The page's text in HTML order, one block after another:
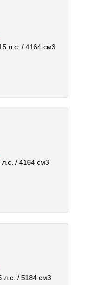
л.с. / 4164 см3
л.с. / 4164 см3
л.с. / 5184 см3